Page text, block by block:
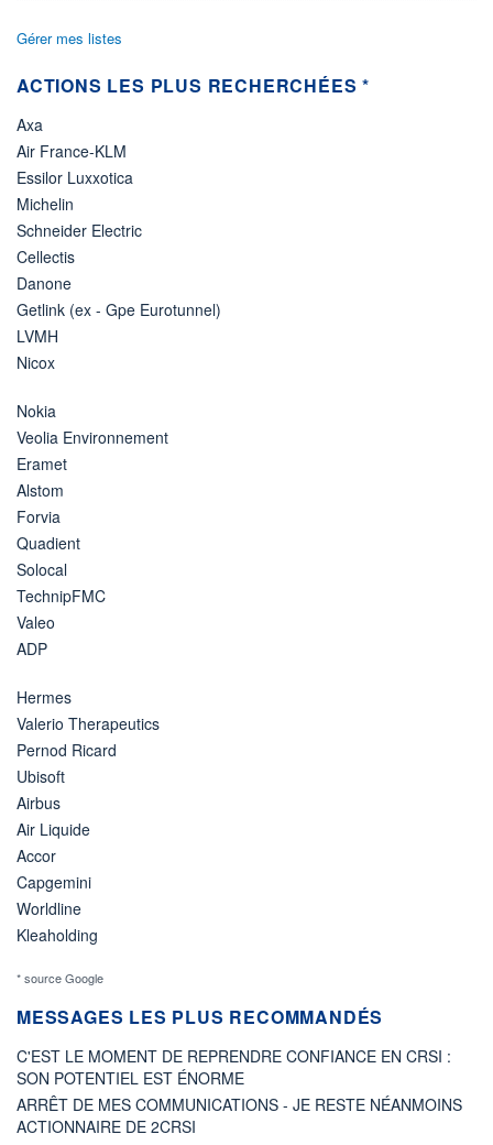
Gérer mes listes
ACTIONS LES PLUS RECHERCHÉES *
Axa
Air France-KLM
Essilor Luxxotica
Michelin
Schneider Electric
Cellectis
Danone
Getlink (ex - Gpe Eurotunnel)
LVMH
Nicox
Nokia
Veolia Environnement
Eramet
Alstom
Forvia
Quadient
Solocal
TechnipFMC
Valeo
ADP
Hermes
Valerio Therapeutics
Pernod Ricard
Ubisoft
Airbus
Air Liquide
Accor
Capgemini
Worldline
Kleaholding
* source Google
MESSAGES LES PLUS RECOMMANDÉS
C'EST LE MOMENT DE REPRENDRE CONFIANCE EN CRSI :
SON POTENTIEL EST ÉNORME
ARRÊT DE MES COMMUNICATIONS - JE RESTE NÉANMOINS
ACTIONNAIRE DE 2CRSI